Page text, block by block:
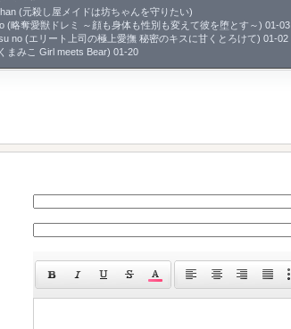
(元殺し屋メイドは坊ちゃんを守りたい)
(略奪愛獣ドレミ ～顔も身体も性別も変えて彼を堕とす～) 01-03
no (エリート上司の極上愛撫 秘密のキスに甘くとろけて) 01-02
まみこ Girl meets Bear) 01-20